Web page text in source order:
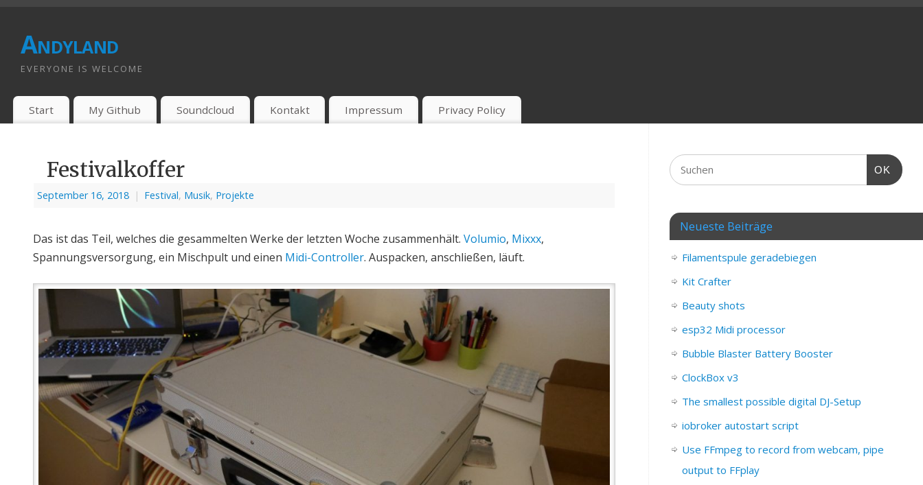
Andyland
EVERYONE IS WELCOME
Start My Github Soundcloud Kontakt Impressum Privacy Policy
Festivalkoffer
September 16, 2018 | Festival, Musik, Projekte
Das ist das Teil, welches die gesammelten Werke der letzten Woche zusammenhält. Volumio, Mixxx,
Spannungsversorgung, ein Mischpult und einen Midi-Controller. Auspacken, anschließen, läuft.
OK
Neueste Beiträge
Filamentspule geradebiegen
Kit Crafter
Beauty shots
esp32 Midi processor
Bubble Blaster Battery Booster
ClockBox v3
The smallest possible digital DJ-Setup
iobroker autostart script
Use FFmpeg to record from webcam, pipe
output to FFplay